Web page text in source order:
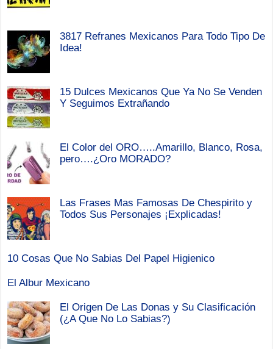
3817 Refranes Mexicanos Para Todo Tipo De
Idea!
15 Dulces Mexicanos Que Ya No Se Venden
Y Seguimos Extrañando
El Color del ORO…..Amarillo, Blanco, Rosa,
pero….¿Oro MORADO?
Las Frases Mas Famosas De Chespirito y
Todos Sus Personajes ¡Explicadas!
10 Cosas Que No Sabias Del Papel Higienico
El Albur Mexicano
El Origen De Las Donas y Su Clasificación
(¿A Que No Lo Sabias?)